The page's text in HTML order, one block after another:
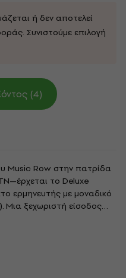
ή δεν αποτελεί
Συνιστούμε επιλογή
(4)
Music Row στην πατρίδα
το Deluxe
ερμηνευτής με μοναδικό
Μια ξεχωριστή είσοδος
γρυλίζει, χτυπάει και
να ταιριάζει με